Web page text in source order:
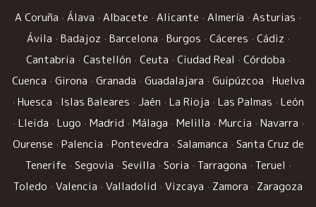
A Coruña · Álava · Albacete · Alicante · Almería · Asturias ·
Ávila · Badajoz · Barcelona · Burgos · Cáceres · Cádiz ·
Cantabria · Castellón · Ceuta · Ciudad Real · Córdoba ·
Cuenca · Girona · Granada · Guadalajara · Guipúzcoa · Huelva
· Huesca · Islas Baleares · Jaén · La Rioja · Las Palmas · León
· Lleida · Lugo · Madrid · Málaga · Melilla · Murcia · Navarra ·
Ourense · Palencia · Pontevedra · Salamanca · Santa Cruz de
Tenerife · Segovia · Sevilla · Soria · Tarragona · Teruel ·
Toledo · Valencia · Valladolid · Vizcaya · Zamora · Zaragoza